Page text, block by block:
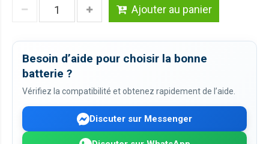
Ajouter au panier
Besoin d’aide pour choisir la bonne
batterie ?
Vérifiez la compatibilité et obtenez rapidement de l’aide.
Discuter sur Messenger